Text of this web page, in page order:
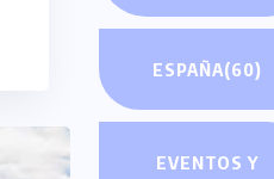
ESPAÑA(60)
EVENTOS Y